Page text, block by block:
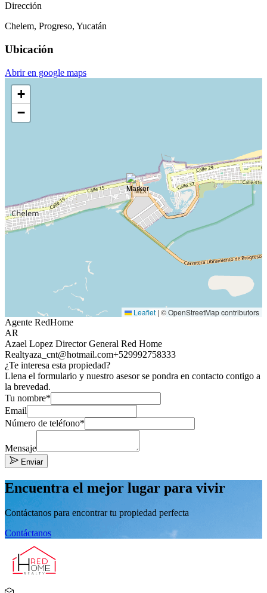
Dirección
Chelem, Progreso, Yucatán
Ubicación
Abrir en google maps
+
−
Leaflet | © OpenStreetMap contributors
Agente RedHome
AR
Azael Lopez Director General Red Home
Realtyaza_cnt@hotmail.com+529992758333
¿Te interesa esta propiedad?
Llena el formulario y nuestro asesor se pondra en contacto contigo a
la brevedad.
Tu nombre*
Email
Número de teléfono*
Mensaje
Enviar
Encuentra el mejor lugar para vivir
Contáctanos para encontrar tu propiedad perfecta
Contáctanos